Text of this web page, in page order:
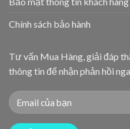
Chính sách bảo hành
Tư vấn Mua Hàng, giải đáp
thông tin để nhận phản hồi